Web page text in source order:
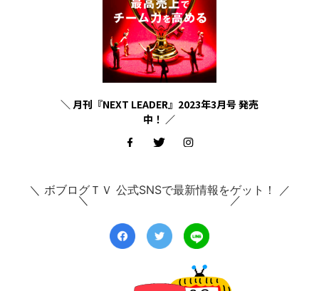
＼ 月刊『NEXT LEADER』2023年3月号 発売
中！ ／
＼ ボブログＴＶ 公式SNSで最新情報をゲット！ ／